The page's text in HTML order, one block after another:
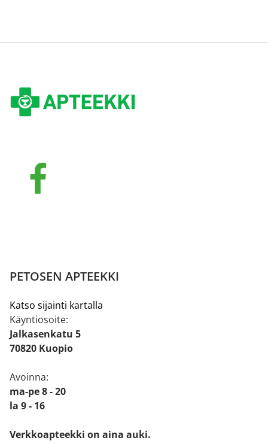
PETOSEN APTEEKKI
Katso sijainti kartalla
Käyntiosoite:
Jalkasenkatu 5
70820 Kuopio
Avoinna:
ma-pe 8 - 20
la 9 - 16
Verkkoapteekki on aina auki.